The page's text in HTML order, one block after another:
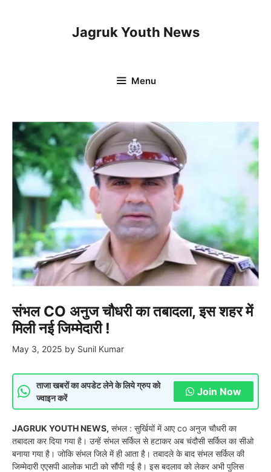
Jagruk Youth News
Menu
संभल CO अनुज चौधरी का तबादला, इस शहर में
मिली नई जिम्मेदारी !
May 3, 2025 by Sunil Kumar
ताजा खबरों का अपडेट लेने के लिये ग्रुप को
ज्वाइन करें
Join Now
JAGRUK YOUTH NEWS, संभल : सुर्खियों में आए co अनुज चौधरी का
तबादला कर दिया गया है। उन्हें संभल सर्किल से हटाकर अब चंदौसी सर्किल का सीओ
बनाया गया है। जोकि संभल जिले में ही आता है। तबादले के बाद संभल सर्किल की
जिम्मेदारी एएसपी आलोक भाटी को सौंपी गई है। इस बदलाव को लेकर अभी पुलिस